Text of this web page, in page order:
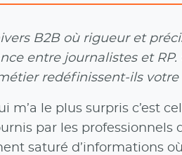
B2B où rigueur et
entre journalistes et
redéfinissent-ils
m’a le plus surpris c’est
par les professionnels
saturé d’informations